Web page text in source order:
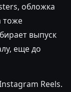
обложка
тоже
выпуск
еще до
Reels.